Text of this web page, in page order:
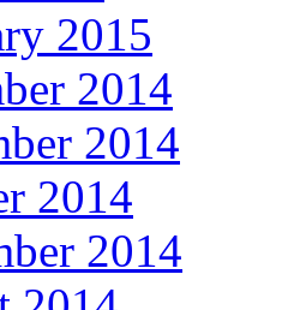
2015
2014
2014
2014
2014